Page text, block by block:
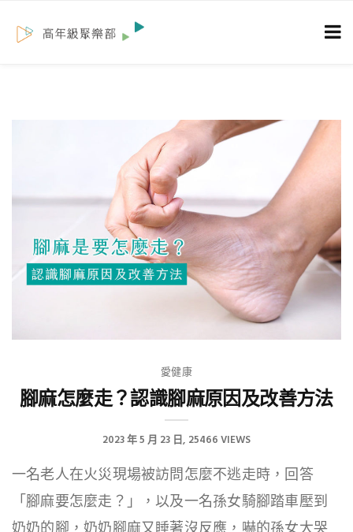
愛健康
腳麻怎麼走？認識腳麻原因及改善方法
2023 年 5 月 23 日 25466 VIEWS
一名老人在火災現場被訪問怎麼不逃走時，回答
「腳麻要怎麼走？」，以及一名孫女騎腳踏車壓到